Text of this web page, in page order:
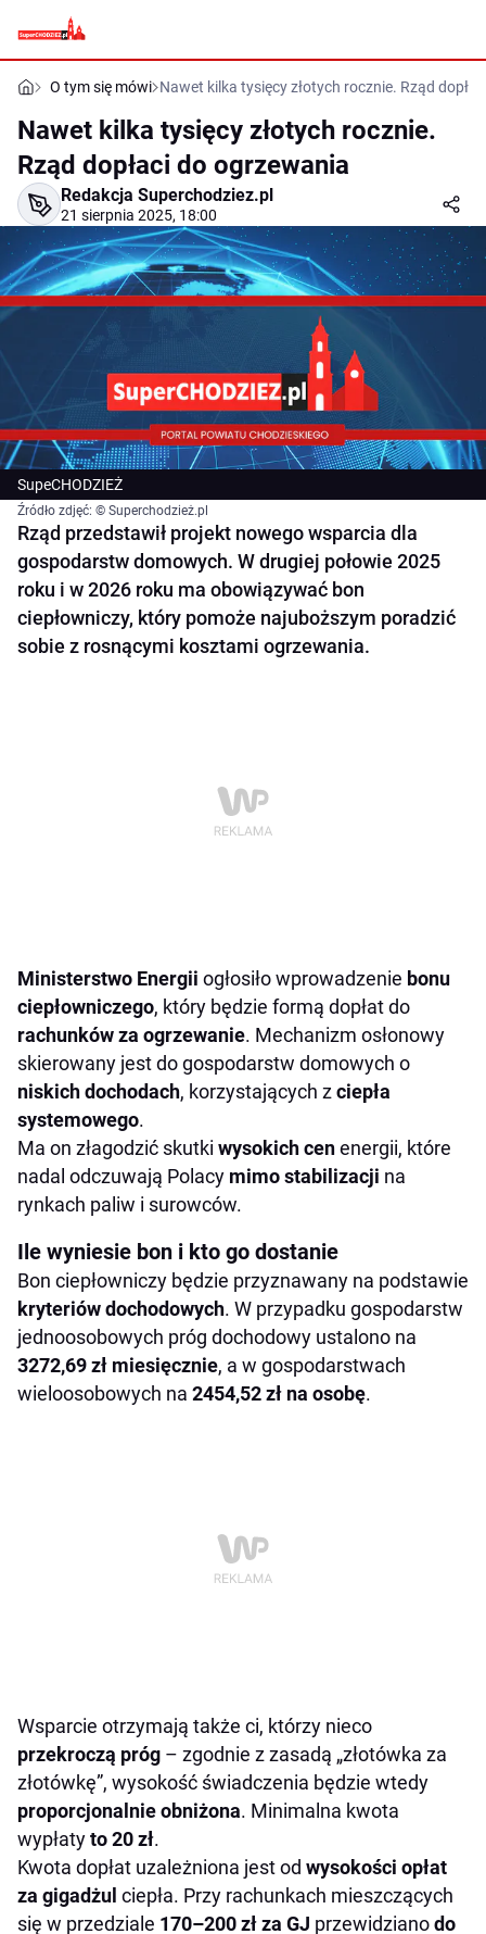
O tym się mówi Nawet kilka tysięcy złotych rocznie. Rząd
Nawet kilka tysięcy złotych rocznie.
Rząd dopłaci do ogrzewania
Redakcja Superchodziez.pl
21 sierpnia 2025, 18:00
SupeCHODZIEŻ
Źródło zdjęć: © Superchodzież.pl
Rząd przedstawił projekt nowego wsparcia dla
gospodarstw domowych. W drugiej połowie 2025
roku i w 2026 roku ma obowiązywać bon
ciepłowniczy, który pomoże najuboższym poradzić
sobie z rosnącymi kosztami ogrzewania.
Ministerstwo Energii ogłosiło wprowadzenie bonu
ciepłowniczego, który będzie formą dopłat do
rachunków za ogrzewanie. Mechanizm osłonowy
skierowany jest do gospodarstw domowych o
niskich dochodach, korzystających zciepła
systemowego.
Ma on złagodzić skutki wysokich cenenergii, które
nadal odczuwają Polacy mimo stabilizacji na
rynkach paliw i surowców.
Ile wyniesie bon i kto go dostanie
Bon ciepłowniczy będzie przyznawany na podstawie
kryteriów dochodowych. W przypadku gospodarstw
jednoosobowych próg dochodowy ustalono na
3272,69 zł miesięcznie, a w gospodarstwach
wieloosobowych na 2454,52 zł na osobę.
Wsparcie otrzymają także ci, którzy nieco
przekroczą próg – zgodnie z zasadą „złotówka za
złotówkę”, wysokość świadczenia będzie wtedy
proporcjonalnie obniżona. Minimalna kwota
wypłatyto 20 zł.
Kwota dopłat uzależniona jest od wysokości opłat
za gigadżul ciepła. Przy rachunkach mieszczących
się w przedziale 170–200 zł za GJ przewidzianodo